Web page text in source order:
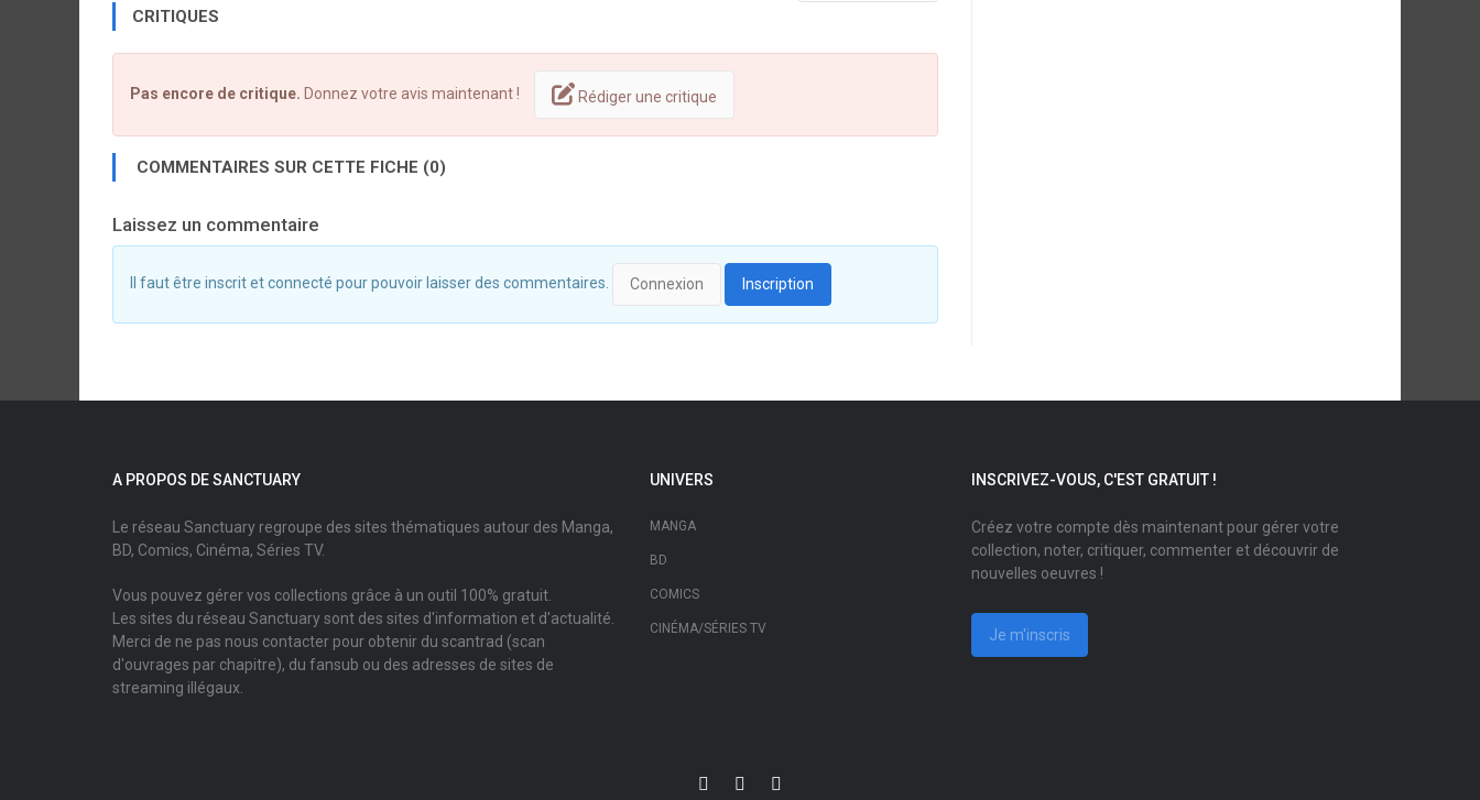
CRITIQUES
Pas encore de critique. Donnez votre avis maintenant ! Rédiger une critique
COMMENTAIRES SUR CETTE FICHE (0)
Laissez un commentaire
Il faut être inscrit et connecté pour pouvoir laisser des commentaires. Connexion Inscription
A PROPOS DE SANCTUARY
Le réseau Sanctuary regroupe des sites thématiques autour des Manga,
BD, Comics, Cinéma, Séries TV.
Vous pouvez gérer vos collections grâce à un outil 100% gratuit.
Les sites du réseau Sanctuary sont des sites d'information et d'actualité.
Merci de ne pas nous contacter pour obtenir du scantrad (scan
d'ouvrages par chapitre), du fansub ou des adresses de sites de
streaming illégaux.
UNIVERS
MANGA
BD
COMICS
CINÉMA/SÉRIES TV
INSCRIVEZ-VOUS, C'EST GRATUIT !
Créez votre compte dès maintenant pour gérer votre
collection, noter, critiquer, commenter et découvrir de
nouvelles oeuvres !
Je m'inscris